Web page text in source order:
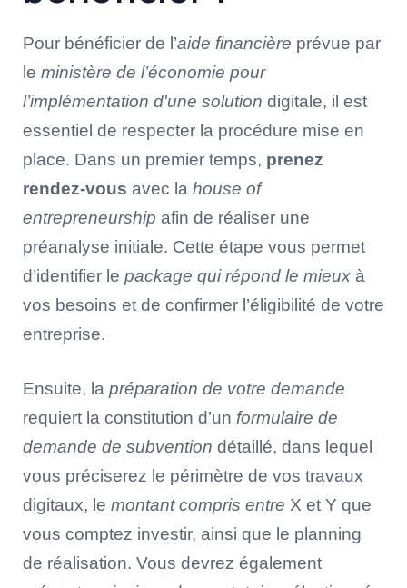
Pour bénéficier de l’aide financière prévue par
le ministère de l’économie pour
l’implémentation d'une solution digitale, il est
essentiel de respecter la procédure mise en
place. Dans un premier temps, prenez
rendez-vous avec la house of
entrepreneurship afin de réaliser une
préanalyse initiale. Cette étape vous permet
d’identifier le package qui répond le mieux à
vos besoins et de confirmer l’éligibilité de votre
entreprise.
Ensuite, la préparation de votre demande
requiert la constitution d’un formulaire de
demande de subvention détaillé, dans lequel
vous préciserez le périmètre de vos travaux
digitaux, le montant compris entre X et Y que
vous comptez investir, ainsi que le planning
de réalisation. Vous devrez également